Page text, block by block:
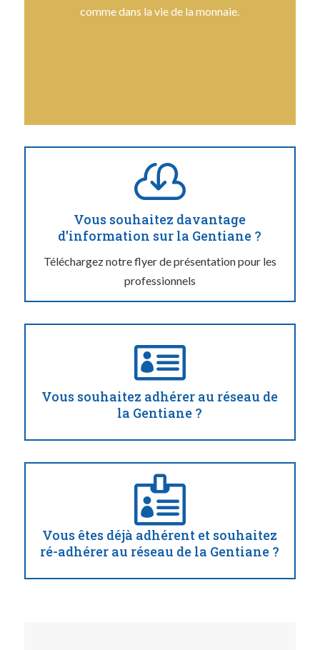
comme dans la vie de la monnaie.

Vous souhaitez davantage
d'information sur la Gentiane ?
Téléchargez notre flyer de présentation pour les
professionnels

Vous souhaitez adhérer au réseau de
la Gentiane ?

Vous êtes déjà adhérent et souhaitez
ré-adhérer au réseau de la Gentiane ?